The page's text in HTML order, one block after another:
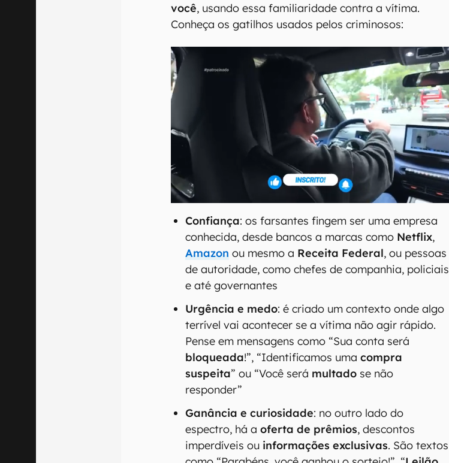
você, usando essa familiaridade contra a vítima.
Conheça os gatilhos usados pelos criminosos:
Confiança: os farsantes fingem ser uma empresa
conhecida, desde bancos a marcas como Netflix,
Amazon ou mesmo a Receita Federal, ou pessoas
de autoridade, como chefes de companhia, policiais
e até governantes
Urgência e medo: é criado um contexto onde algo
terrível vai acontecer se a vítima não agir rápido.
Pense em mensagens como “Sua conta será
bloqueada!”, “Identificamos umacompra
suspeita” ou “Você será multado se não
responder”
Ganância e curiosidade: no outro lado do
espectro, há aoferta de prêmios, descontos
imperdíveis ou informações exclusivas. São textos